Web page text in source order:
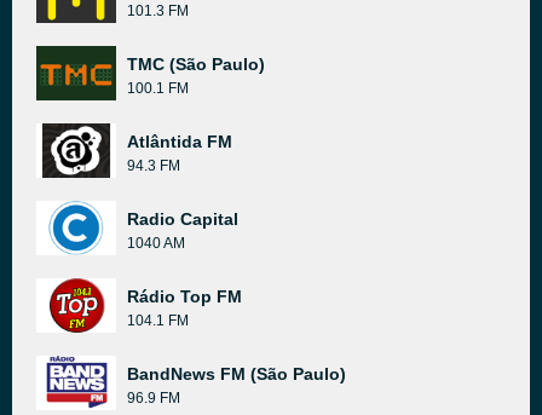
101.3 FM
TMC (São Paulo)
100.1 FM
Atlântida FM
94.3 FM
Radio Capital
1040 AM
Rádio Top FM
104.1 FM
BandNews FM (São Paulo)
96.9 FM